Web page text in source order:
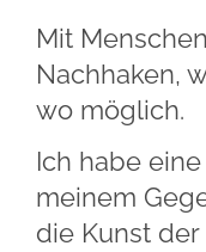
Mit
Nachhaken,
wo möglich.
Ich habe
meinem
die Kunst